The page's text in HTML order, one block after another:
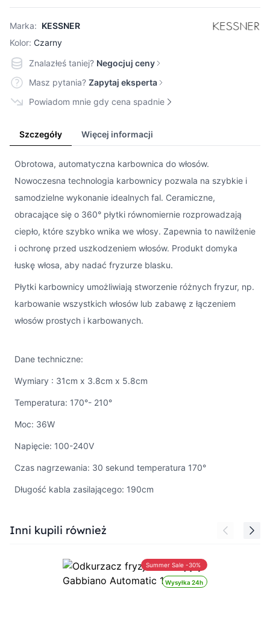
Marka: KESSNER
Kolor: Czarny
Znalazłeś taniej? Negocjuj ceny
Masz pytania? Zapytaj eksperta
Powiadom mnie gdy cena spadnie
Szczegóły Więcej informacji
Obrotowa, automatyczna karbownica do włosów.
Nowoczesna technologia karbownicy pozwala na szybkie i
samodzielne wykonanie idealnych fal. Ceramiczne,
obracające się o 360° płytki równomiernie rozprowadzają
ciepło, które szybko wnika we włosy. Zapewnia to nawilżenie
i ochronę przed uszkodzeniem włosów. Produkt domyka
łuskę włosa, aby nadać fryzurze blasku.
Płytki karbownicy umożliwiają stworzenie różnych fryzur, np.
karbowanie wszystkich włosów lub zabawę z łączeniem
włosów prostych i karbowanych.
Dane techniczne:
Wymiary : 31cm x 3.8cm x 5.8cm
Temperatura: 170°- 210°
Moc: 36W
Napięcie: 100-240V
Czas nagrzewania: 30 sekund temperatura 170°
Długość kabla zasilającego: 190cm
Press to skip carousel
Inni kupili również
Wysyłka 24h
Summer Sale -30%